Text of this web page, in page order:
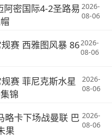
密国际4-2圣路易 2026-
08-06
赛 西雅图风暴 862026-
08-06
赛 菲尼克斯水星
锦
2026-
08-06
略卡下场战曼联 巴
果
2026-
08-06